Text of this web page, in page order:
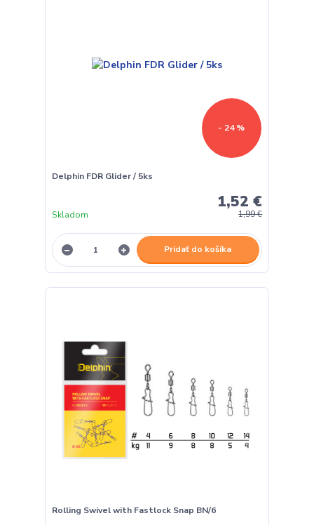
- 24 %
Delphin FDR Glider / 5ks
1,99 €
1,52 €
Skladom
Pridať do košíka
Rolling Swivel with Fastlock Snap BN/6